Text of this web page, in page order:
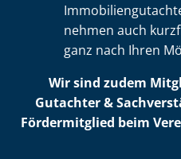
nehmen auch
ganz nach Ihren
Wir sind zudem
Gutachter &
Fördermitglied beim